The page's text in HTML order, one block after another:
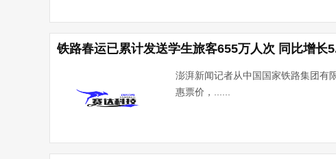
铁路春运已累计发送学生旅客655万人次 同比增长
澎湃新闻记者从中国国家铁路集团有
惠票价，......